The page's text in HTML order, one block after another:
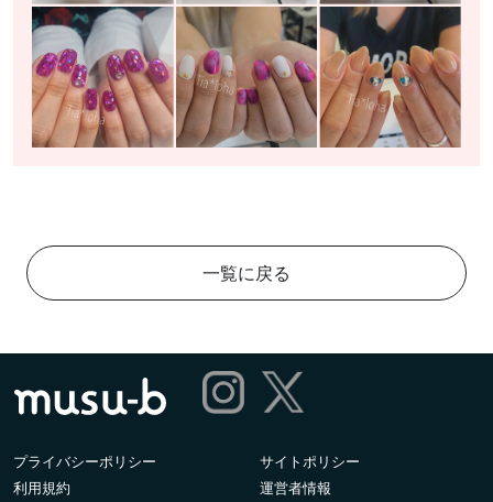
一覧に戻る
プライバシーポリシー
サイトポリシー
利用規約
運営者情報